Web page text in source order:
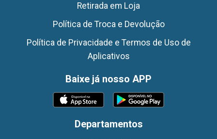
Retirada em Loja
Política de Troca e Devolução
Política de Privacidade e Termos de Uso de
Aplicativos
Baixe já nosso APP
Departamentos